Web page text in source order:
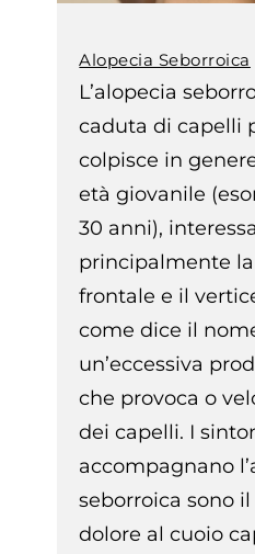
Alopecia Seborroica
L’alopecia
caduta di capelli
colpisce in
età giovanile
30 anni), interessa
principalmente
frontale e il
come dice il
un’eccessiva
che provoca o
dei capelli. I
accompagnano
seborroica sono
dolore al cuoio